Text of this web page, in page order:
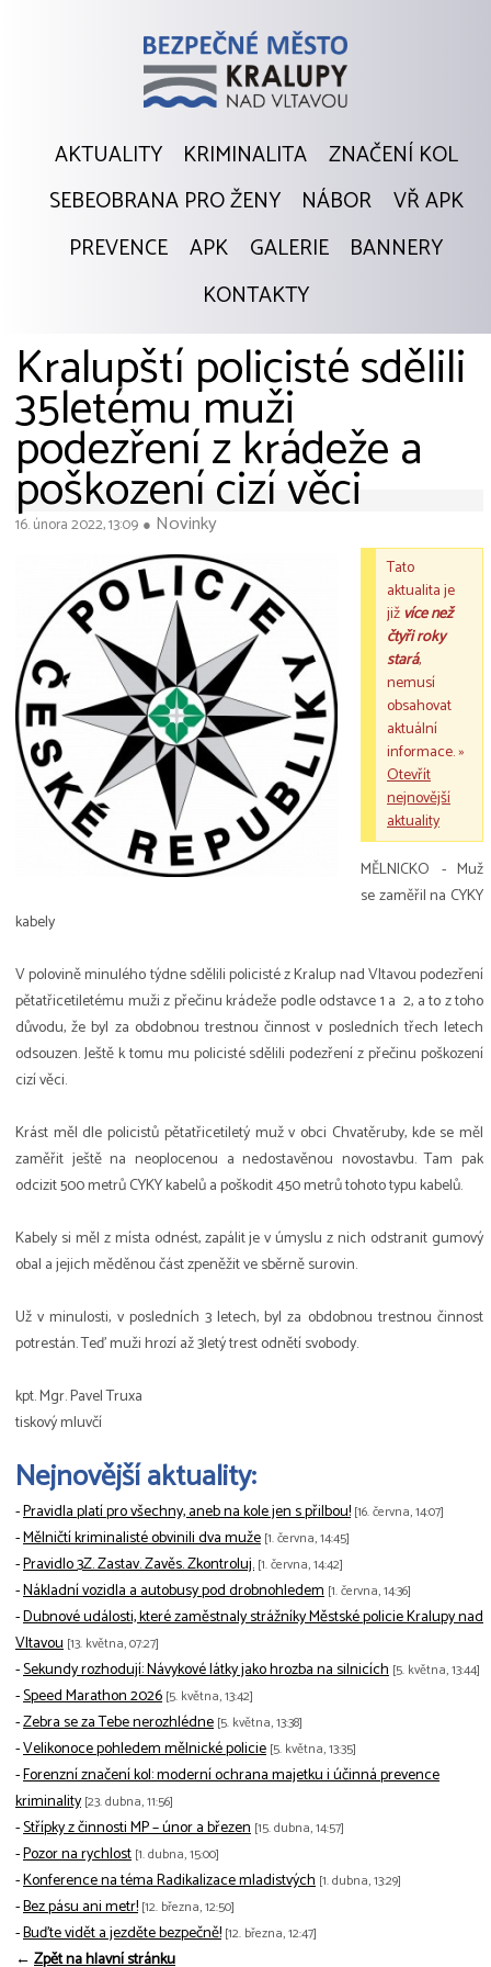
AKTUALITY KRIMINALITA
ZNAČENÍ KOL
SEBEOBRANA PRO ŽENY
NÁBOR
VŘ APK
PREVENCE
APK GALERIE
BANNERY
KONTAKTY
Kralupští policisté sdělili
35letému muži
podezření z krádeže a
poškození cizí věci
16. února 2022, 13:09 ● Novinky
Tato
aktualita je
jižvíce než
čtyři roky
stará,
nemusí
obsahovat
aktuální
informace. »
Otevřít
nejnovější
aktuality
MĚLNICKO - Muž
se zaměřil na CYKY
kabely
V polovině minulého týdne sdělili policisté z Kralup nad Vltavou podezření
pětatřicetiletému muži z přečinu krádeže podle odstavce 1 a 2, a to z toho
důvodu, že byl za obdobnou trestnou činnost v posledních třech letech
odsouzen. Ještě k tomu mu policisté sdělili podezření z přečinu poškození
cizí věci.
Krást měl dle policistů pětatřicetiletý muž v obci Chvatěruby, kde se měl
zaměřit ještě na neoplocenou a nedostavěnou novostavbu. Tam pak
odcizit 500 metrů CYKY kabelů a poškodit 450 metrů tohoto typu kabelů.
Kabely si měl z místa odnést, zapálit je v úmyslu z nich odstranit gumový
obal a jejich měděnou část zpeněžit ve sběrně surovin.
Už v minulosti, v posledních 3 letech, byl za obdobnou trestnou činnost
potrestán. Teď muži hrozí až 3letý trest odnětí svobody.
kpt. Mgr. Pavel Truxa
tiskový mluvčí
Nejnovější aktuality:
-Pravidla platí pro všechny, aneb na kole jen s přilbou! [16. června, 14:07]
-Mělničtí kriminalisté obvinili dva muže [1. června, 14:45]
-Pravidlo 3Z. Zastav. Zavěs. Zkontroluj. [1. června, 14:42]
-Nákladní vozidla a autobusy pod drobnohledem [1. června, 14:36]
-Dubnové události, které zaměstnaly strážníky Městské policie Kralupy nad
Vltavou [13. května, 07:27]
-Sekundy rozhodují: Návykové látky jako hrozba na silnicích [5. května, 13:44]
-Speed Marathon 2026 [5. května, 13:42]
-Zebra se za Tebe nerozhlédne [5. května, 13:38]
-Velikonoce pohledem mělnické policie [5. května, 13:35]
-Forenzní značení kol: moderní ochrana majetku i účinná prevence
kriminality [23. dubna, 11:56]
-Střípky z činnosti MP – únor a březen [15. dubna, 14:57]
-Pozor na rychlost [1. dubna, 15:00]
-Konference na téma Radikalizace mladistvých [1. dubna, 13:29]
-Bez pásu ani metr! [12. března, 12:50]
-Buďte vidět a jezděte bezpečně! [12. března, 12:47]
← Zpět na hlavní stránku